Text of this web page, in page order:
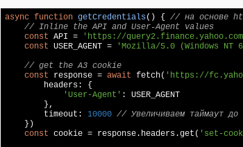
async function getCredentials( ) { // на основе
// Inline the API and User-Agent values
const API = 'https://
const USER_AGENT =
'Mozilla/5.0 (Windows NT
// get the A3 cookie
const response = await fetch( 'https://
        headers: {
'User-Agent' : USER_AGENT
        },
        timeout:
10000 // Увеличиваем таймаут до
    })
const cookie = response.headers.get( 'set-